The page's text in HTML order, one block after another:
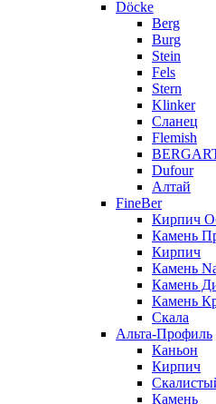
Döcke
Berg
Burg
Stein
Fels
Stern
Klinker
Сланец
Flemish
Dufour
Алтай
FineBer
Кирпич
Камень
Кирпич
Камень
Камень
Камень
Скала
Альта-Профиль
Каньон
Кирпич
Камень